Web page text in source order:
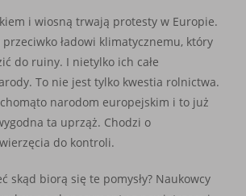
i wiosną trwają protesty w Europie.
ładowi klimatycznemu, który
do ruiny. I nietylko ich całe
To nie jest tylko kwestia rolnictwa.
chomąto narodom europejskim i to już
ta uprząż. Chodzi o
do kontroli.
skąd biorą się te pomysły? Naukowcy